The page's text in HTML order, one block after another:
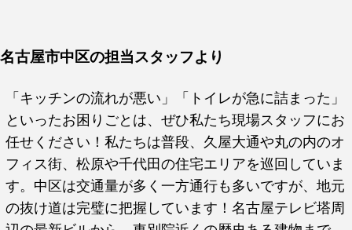
名古屋市中区の担当スタッフより
「キッチンの流れが悪い」「トイレが急に詰まった」
といったお困りごとは、ぜひ私たち現場スタッフにお
任せください！私たちは普段、久屋大通や丸の内のオ
フィス街、松原や千代田の住宅エリアを巡回していま
す。中区は交通量が多く一方通行も多いですが、地元
の抜け道は完璧に把握しています！名古屋テレビ塔周